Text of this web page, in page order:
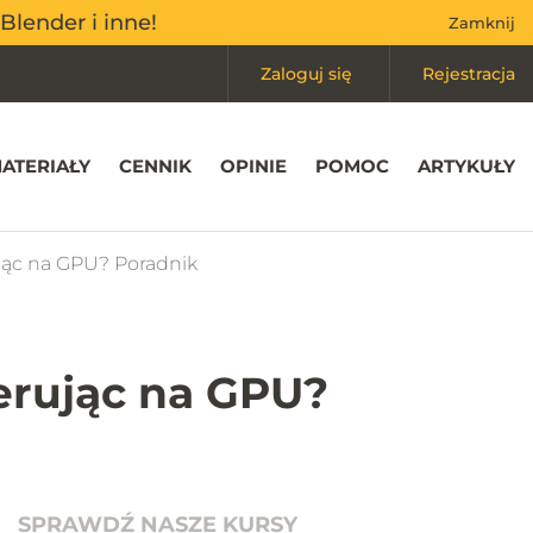
Zamknij
i inne! Zamknij
i inne!
Mój koszyk
Zaloguj się Rejestracja
CENNIK OPINIE POMOC ARTYKUŁY
na GPU? Poradnik
na GPU?
SPRAWDŹ NASZE KURSY